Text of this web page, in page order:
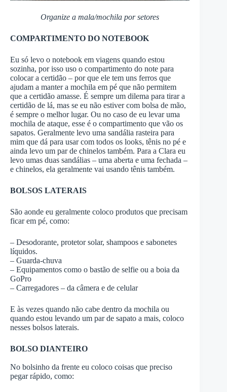
Organize a mala/mochila por setores
COMPARTIMENTO DO NOTEBOOK
Eu só levo o notebook em viagens quando estou
sozinha, por isso uso o compartimento do note para
colocar a certidão – por que ele tem uns ferros que
ajudam a manter a mochila em pé que não permitem
que a certidão amasse. É sempre um dilema para tirar a
certidão de lá, mas se eu não estiver com bolsa de mão,
é sempre o melhor lugar. Ou no caso de eu levar uma
mochila de ataque, esse é o compartimento que vão os
sapatos. Geralmente levo uma sandália rasteira para
mim que dá para usar com todos os looks, tênis no pé e
ainda levo um par de chinelos também. Para a Clara eu
levo umas duas sandálias – uma aberta e uma fechada –
e chinelos, ela geralmente vai usando tênis também.
BOLSOS LATERAIS
São aonde eu geralmente coloco produtos que precisam
ficar em pé, como:
– Desodorante, protetor solar, shampoos e sabonetes
líquidos.
– Guarda-chuva
– Equipamentos como o bastão de selfie ou a boia da
GoPro
– Carregadores – da câmera e de celular
E às vezes quando não cabe dentro da mochila ou
quando estou levando um par de sapato a mais, coloco
nesses bolsos laterais.
BOLSO DIANTEIRO
No bolsinho da frente eu coloco coisas que preciso
pegar rápido, como: